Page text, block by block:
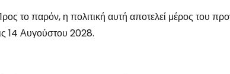
το παρόν, η πολιτική αυτή αποτελεί μέρος του
14 Αυγούστου 2028.